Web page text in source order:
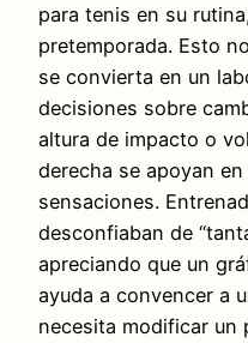
para tenis en su
pretemporada. Esto
se convierta en un
decisiones sobre
altura de impacto o
derecha se apoyan
sensaciones.
desconfiaban de
apreciando que un
ayuda a convencer a
necesita modificar un